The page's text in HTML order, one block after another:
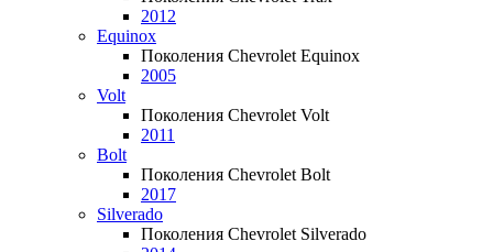
2012
Equinox
Поколения Chevrolet Equinox
2005
Volt
Поколения Chevrolet Volt
2011
Bolt
Поколения Chevrolet Bolt
2017
Silverado
Поколения Chevrolet Silverado